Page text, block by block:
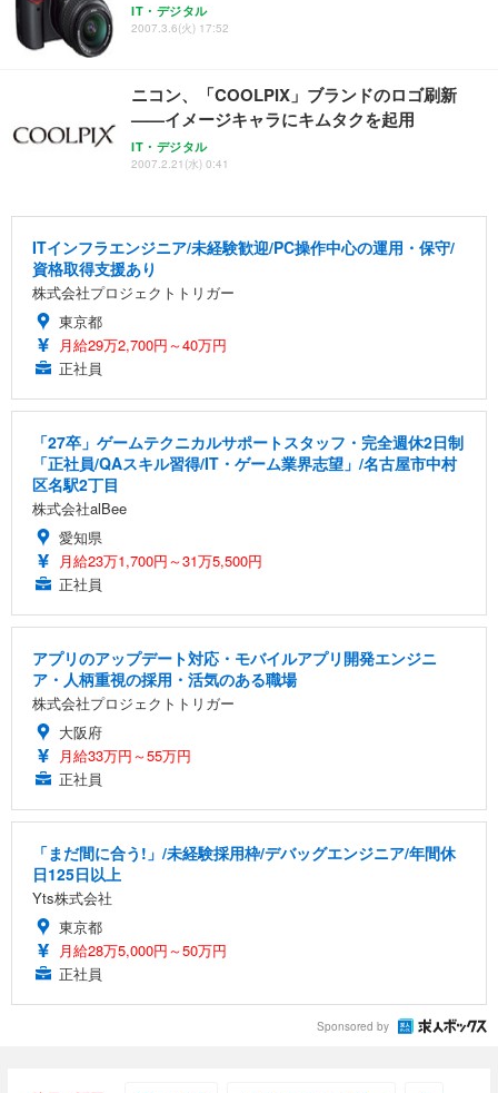
IT・デジタル
2007.3.6(火) 17:52
ニコン、「COOLPIX」ブランドのロゴ刷新
——イメージキャラにキムタクを起用
IT・デジタル
2007.2.21(水) 0:41
ITインフラエンジニア/未経験歓迎/PC操作中心の運用・保守/
資格取得支援あり
株式会社プロジェクトトリガー
東京都
月給29万2,700円～40万円
正社員
「27卒」ゲームテクニカルサポートスタッフ・完全週休2日制
「正社員/QAスキル習得/IT・ゲーム業界志望」/名古屋市中村
区名駅2丁目
株式会社alBee
愛知県
月給23万1,700円～31万5,500円
正社員
アプリのアップデート対応・モバイルアプリ開発エンジニ
ア・人柄重視の採用・活気のある職場
株式会社プロジェクトトリガー
大阪府
月給33万円～55万円
正社員
「まだ間に合う!」/未経験採用枠/デバッグエンジニア/年間休
日125日以上
Yts株式会社
東京都
月給28万5,000円～50万円
正社員
Sponsored by